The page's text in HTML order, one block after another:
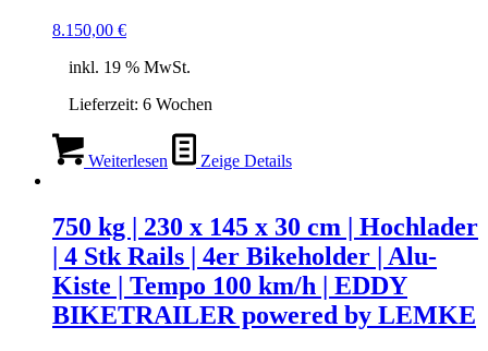
8.150,00 €
inkl. 19 % MwSt.
Lieferzeit: 6 Wochen
Weiterlesen Zeige Details
750 kg | 230 x 145 x 30 cm | Hochlader
| 4 Stk Rails | 4er Bikeholder | Alu-
Kiste | Tempo 100 km/h | EDDY
BIKETRAILER powered by LEMKE